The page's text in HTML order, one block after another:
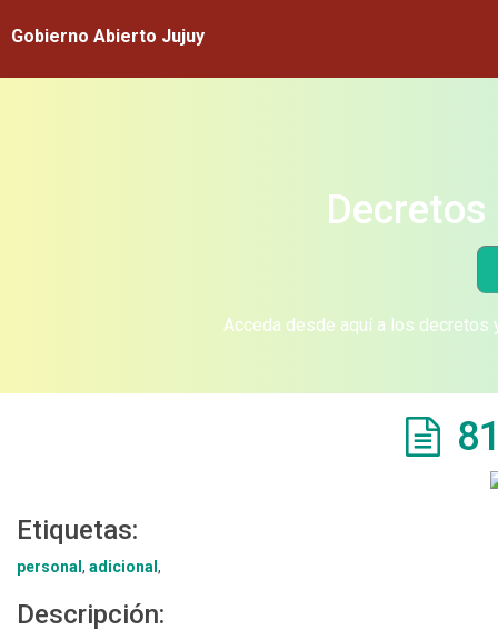
Gobierno Abierto Jujuy
Acceda desde aquí a los
Etiquetas:
personal , adicional ,
Descripción: